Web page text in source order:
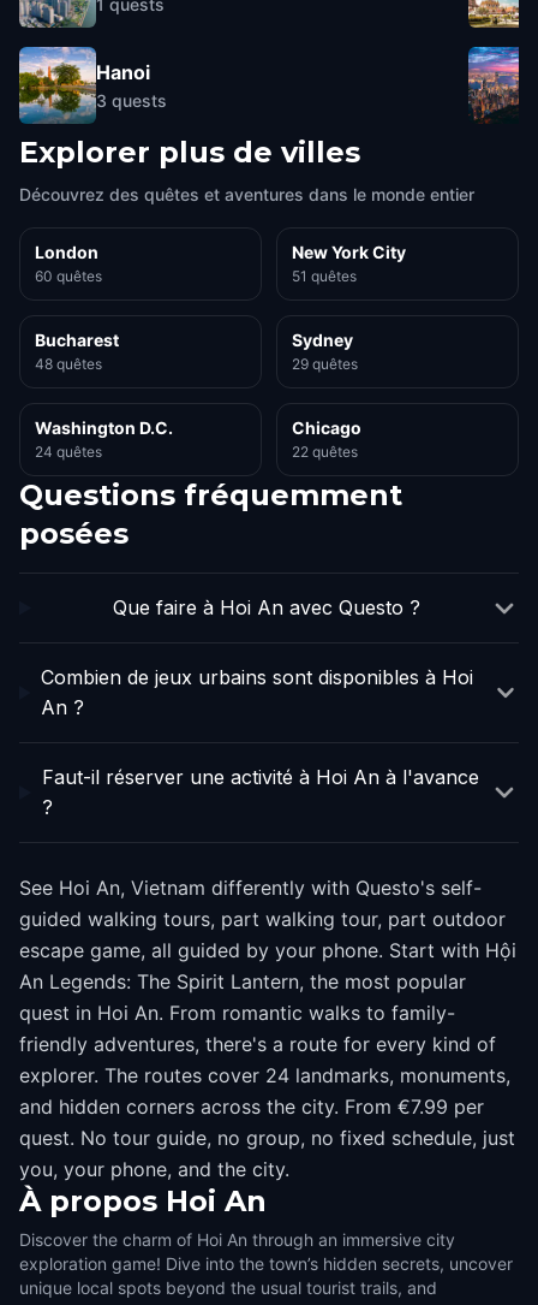
Hanoi
3 quests
Explorer plus de villes
Découvrez des quêtes et aventures dans le monde entier
London
60 quêtes
New York City
51 quêtes
Bucharest
48 quêtes
Sydney
29 quêtes
Washington D.C.
24 quêtes
Chicago
22 quêtes
Questions fréquemment
posées
Que faire à Hoi An avec Questo ?
Combien de jeux urbains sont disponibles à Hoi
An ?
Faut-il réserver une activité à Hoi An à l'avance
?
See Hoi An, Vietnam differently with Questo's self-
guided walking tours, part walking tour, part outdoor
escape game, all guided by your phone. Start with Hội
An Legends: The Spirit Lantern, the most popular
quest in Hoi An. From romantic walks to family-
friendly adventures, there's a route for every kind of
explorer. The routes cover 24 landmarks, monuments,
and hidden corners across the city. From €7.99 per
quest. No tour guide, no group, no fixed schedule, just
you, your phone, and the city.
À propos Hoi An
Discover the charm of Hoi An through an immersive city
exploration game! Dive into the town’s hidden secrets, uncover
unique local spots beyond the usual tourist trails, and